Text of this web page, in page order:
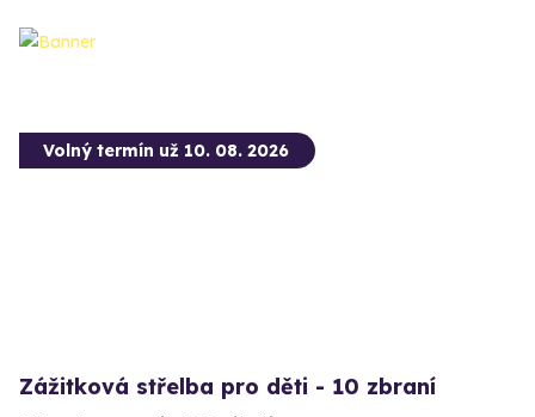
Volný termín už 10. 08. 2026
Zážitková střelba pro děti - 10 zbraní